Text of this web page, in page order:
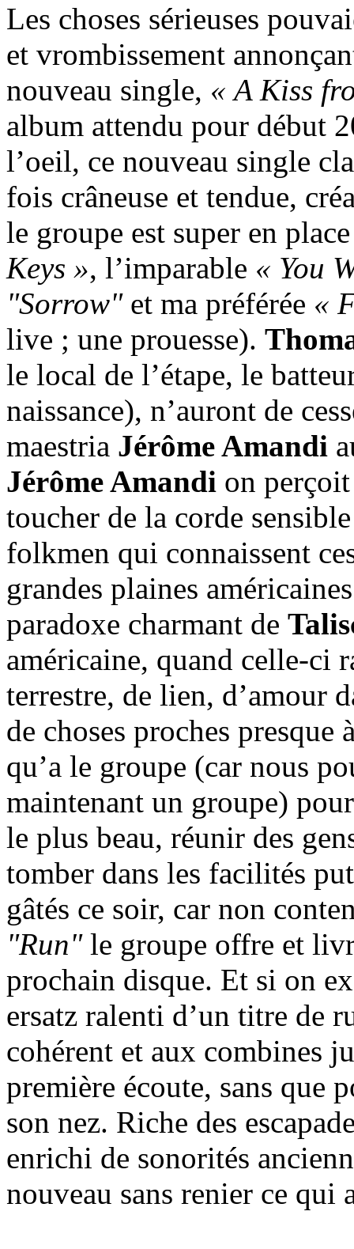
Les choses sérieuses
et vrombissement
nouveau single, « A Kiss
album attendu pour début
l’oeil, ce nouveau single
fois crâneuse et tendue,
le groupe est super en
Keys », l’imparable « You
"Sorrow"et ma préférée «
live ; une prouesse).
le local de l’étape, le
naissance), n’auront de
maestria Jérôme Amandi
Jérôme Amandi on
toucher de la corde
folkmen qui connaissent
grandes plaines
paradoxe charmant de
américaine, quand celle-ci
terrestre, de lien, d’amour
de choses proches presque
qu’a le groupe (car nous
maintenant un groupe)
le plus beau, réunir des
tomber dans les facilités
gâtés ce soir, car non
"Run"le groupe offre et
prochain disque. Et si on
ersatz ralenti d’un titre de
cohérent et aux combines
première écoute, sans que
son nez. Riche des
enrichi de sonorités
nouveau sans renier ce qui